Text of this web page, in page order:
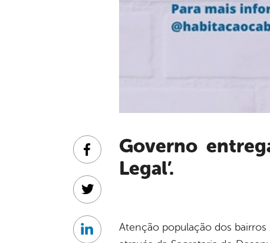
Governo entregará novas escrituras do programa ‘Cabrobó
Legal’.
Atenção população dos
Facebook
Twitter
Linkedin